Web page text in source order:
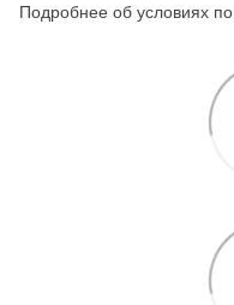
Подробнее об условиях по